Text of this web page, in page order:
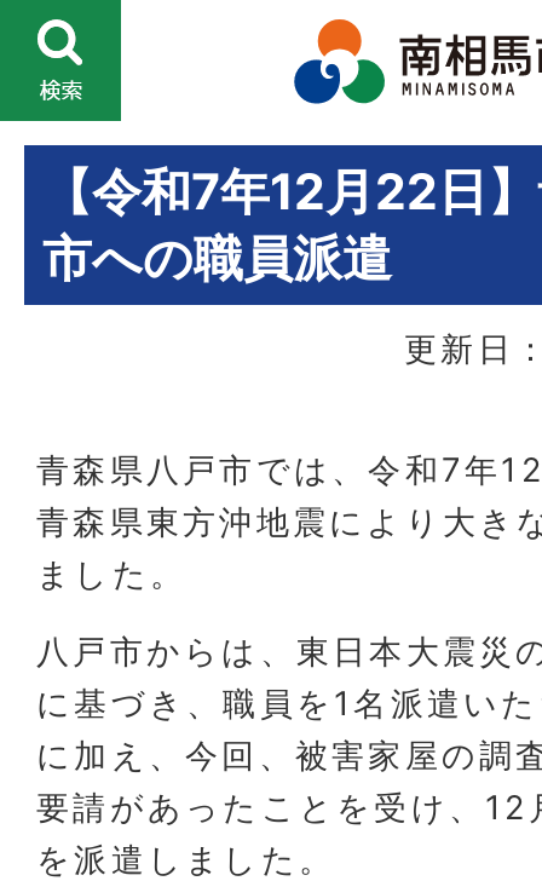
【令和7年12月22日
市への職員派遣
更新日
青森県八戸市では、令和7年
青森県東方沖地震により大き
ました。
八戸市からは、東日本大震災
に基づき、職員を1名派遣い
に加え、今回、被害家屋の調
要請があったことを受け、
を派遣しました。